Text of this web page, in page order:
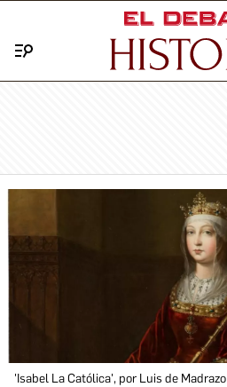
'Isabel La Católica', por Luis de Madrazo